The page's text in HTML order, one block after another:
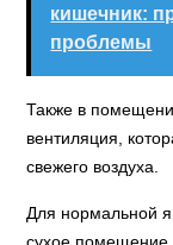
кишечник:
проблемы
Также в
вентиляция,
свежего воздуха.
Для нормальной
сухое